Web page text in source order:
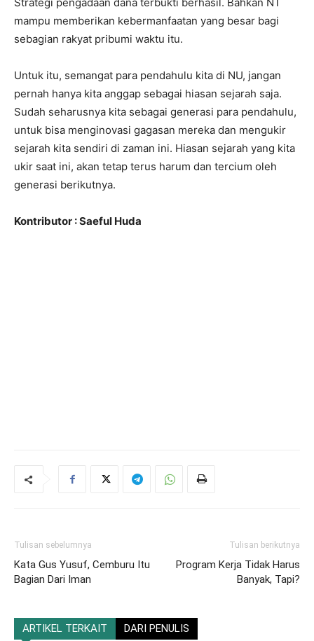
mampu memberikan kebermanfaatan yang besar bagi
sebagian rakyat pribumi waktu itu.
Untuk itu, semangat para pendahulu kita di NU, jangan
pernah hanya kita anggap sebagai hiasan sejarah saja.
Sudah seharusnya kita sebagai generasi para pendahulu,
untuk bisa menginovasi gagasan mereka dan mengukir
sejarah kita sendiri di zaman ini. Hiasan sejarah yang kita
ukir saat ini, akan tetap terus harum dan tercium oleh
generasi berikutnya.
Kontributor : Saeful Huda
Tulisan sebelumnya
Kata Gus Yusuf, Cemburu Itu
Bagian Dari Iman
Tulisan berikutnya
Program Kerja Tidak Harus
Banyak, Tapi?
ARTIKEL TERKAIT DARI PENULIS